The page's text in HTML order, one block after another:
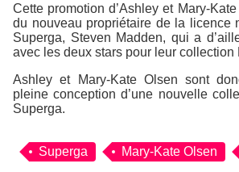
Cette promotion d’Ashley et Mary-
du nouveau propriétaire de la licence
Superga, Steven Madden, qui a
avec les deux stars pour leur collection
Ashley et Mary-Kate Olsen sont
pleine conception d’une nouvelle
Superga.
Superga Mary-Kate Olsen